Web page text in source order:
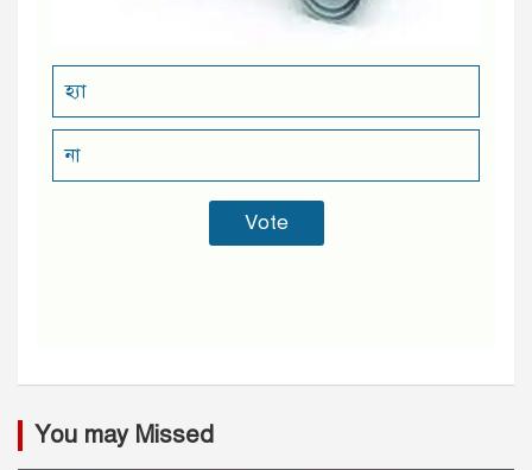
হ্যা
না
You may Missed